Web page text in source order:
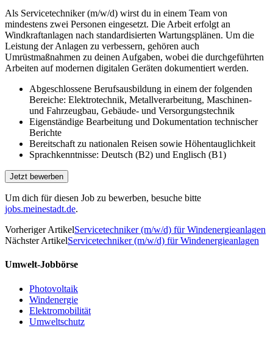
Als Servicetechniker (m/w/d) wirst du in einem Team von
mindestens zwei Personen eingesetzt. Die Arbeit erfolgt an
Windkraftanlagen nach standardisierten Wartungsplänen. Um die
Leistung der Anlagen zu verbessern, gehören auch
Umrüstmaßnahmen zu deinen Aufgaben, wobei die durchgeführten
Arbeiten auf modernen digitalen Geräten dokumentiert werden.
Abgeschlossene Berufsausbildung in einem der folgenden
Bereiche: Elektrotechnik, Metallverarbeitung, Maschinen-
und Fahrzeugbau, Gebäude- und Versorgungstechnik
Eigenständige Bearbeitung und Dokumentation technischer
Berichte
Bereitschaft zu nationalen Reisen sowie Höhentauglichkeit
Sprachkenntnisse: Deutsch (B2) und Englisch (B1)
Um dich für diesen Job zu bewerben, besuche bitte
jobs.meinestadt.de.
Vorheriger ArtikelServicetechniker (m/w/d) für Windenergieanlagen
Nächster ArtikelServicetechniker (m/w/d) für Windenergieanlagen
Umwelt-Jobbörse
Photovoltaik
Windenergie
Elektromobilität
Umweltschutz